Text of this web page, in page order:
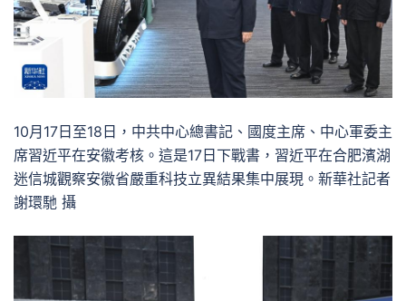
10月17日至18日，中共中心總書記、國度主席、中心軍委主
席習近平在安徽考核。這是17日下戰書，習近平在合肥濱湖
迷信城觀察安徽省嚴重科技立異結果集中展現。新華社記者
謝環馳 攝